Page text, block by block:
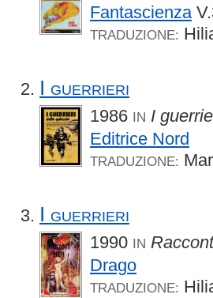
Fantascienza
TRADUZIONE:
I guerrieri
1986 IN I
Editrice Nord
TRADUZIONE:
I guerrieri
1990 IN
Drago
TRADUZIONE: